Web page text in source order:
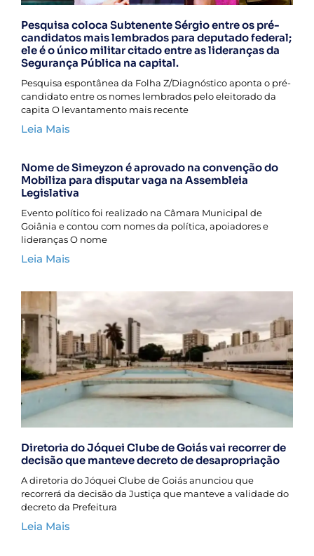
Pesquisa coloca Subtenente Sérgio entre os pré-
candidatos mais lembrados para deputado federal;
ele é o único militar citado entre as lideranças da
Segurança Pública na capital.
Pesquisa espontânea da Folha Z/Diagnóstico aponta o pré-
candidato entre os nomes lembrados pelo eleitorado da
capita O levantamento mais recente
Leia Mais
Nome de Simeyzon é aprovado na convenção do
Mobiliza para disputar vaga na Assembleia
Legislativa
Evento político foi realizado na Câmara Municipal de
Goiânia e contou com nomes da política, apoiadores e
lideranças O nome
Leia Mais
Diretoria do Jóquei Clube de Goiás vai recorrer de
decisão que manteve decreto de desapropriação
A diretoria do Jóquei Clube de Goiás anunciou que
recorrerá da decisão da Justiça que manteve a validade do
decreto da Prefeitura
Leia Mais